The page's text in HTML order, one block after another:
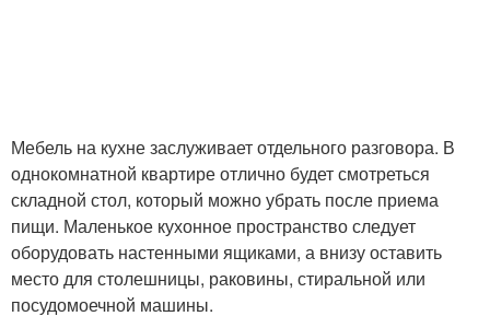
Мебель на кухне заслуживает отдельного разговора. В
однокомнатной квартире отлично будет смотреться
складной стол, который можно убрать после приема
пищи. Маленькое кухонное пространство следует
оборудовать настенными ящиками, а внизу оставить
место для столешницы, раковины, стиральной или
посудомоечной машины.